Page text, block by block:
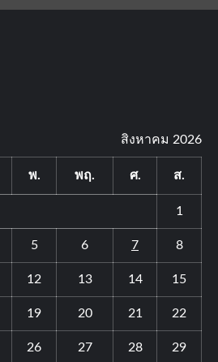
สิงหาคม 2026
พ. พฤ. ศ. ส.
1
5 6 7 8
12 13 14 15
19 20 21 22
26 27 28 29